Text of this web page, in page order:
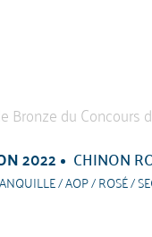
2022 CHINON
/ AOP / ROSÉ /